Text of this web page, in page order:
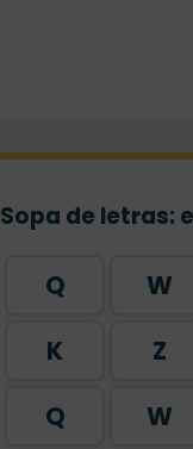
Sopa de letras:
Q W
K
Z
Q
W